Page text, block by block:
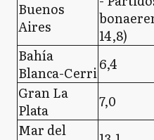
Buenos
Aires
14,8)
Bahía
Blanca-Cerri6,4
Gran La
Plata
7,0
Mar del